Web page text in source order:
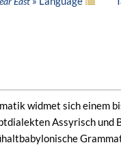
widmet sich einem
Assyrisch